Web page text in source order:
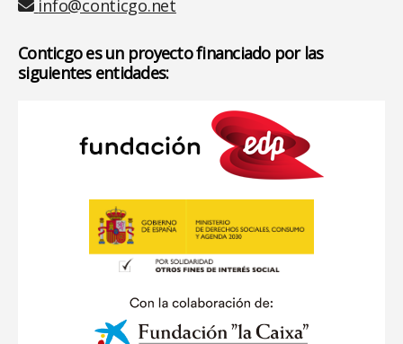
Email
info@conticgo.net
Conticgo es un proyecto financiado por las
siguientes entidades: